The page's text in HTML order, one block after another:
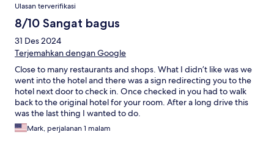
Ulasan terverifikasi
8/10 Sangat bagus
31 Des 2024
Terjemahkan dengan Google
Close to many restaurants and shops. What I didn’t like was we
went into the hotel and there was a sign redirecting you to the
hotel next door to check in. Once checked in you had to walk
back to the original hotel for your room. After a long drive this
was the last thing I wanted to do.
Mark, perjalanan 1 malam